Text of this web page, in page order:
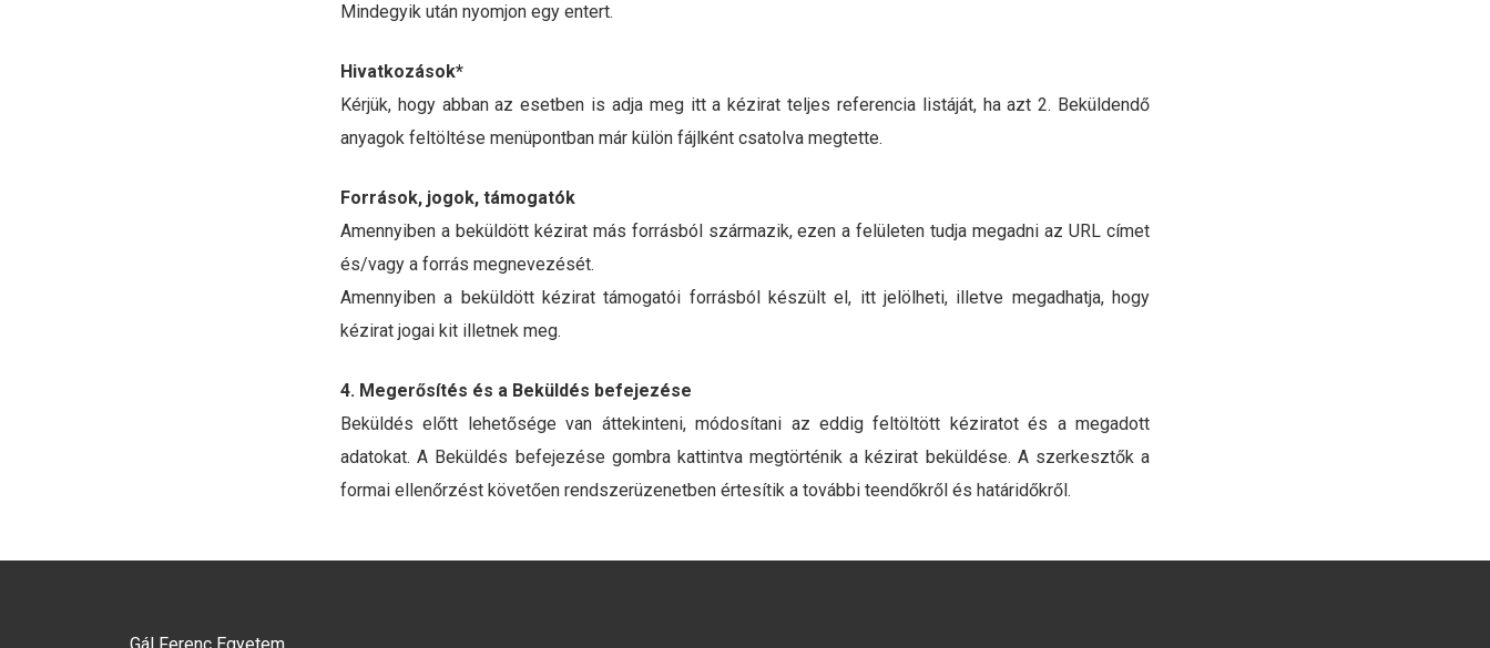
Mindegyik után nyomjon egy entert.
Hivatkozások*
Kérjük, hogy abban az esetben is adja meg itt a kézirat teljes referencia listáját, ha azt 2. Beküldendő
anyagok feltöltése menüpontban már külön fájlként csatolva megtette.
Források, jogok, támogatók
Amennyiben a beküldött kézirat más forrásból származik, ezen a felületen tudja megadni az URL címet
és/vagy a forrás megnevezését.
Amennyiben a beküldött kézirat támogatói forrásból készült el, itt jelölheti, illetve megadhatja, hogy
kézirat jogai kit illetnek meg.
4. Megerősítés és a Beküldés befejezése
Beküldés előtt lehetősége van áttekinteni, módosítani az eddig feltöltött kéziratot és a megadott
adatokat. A Beküldés befejezése gombra kattintva megtörténik a kézirat beküldése. A szerkesztők a
formai ellenőrzést követően rendszerüzenetben értesítik a további teendőkről és határidőkről.